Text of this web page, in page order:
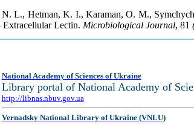
N. L., Hetman, K. I., Karaman, O. M.,
Lectin. Microbiological Journal, 81
National Academy of Sciences of Ukraine
Library portal of National Academy of
http://libnas.nbuv.gov.ua
Vernadsky National Library of Ukraine (VNLU)